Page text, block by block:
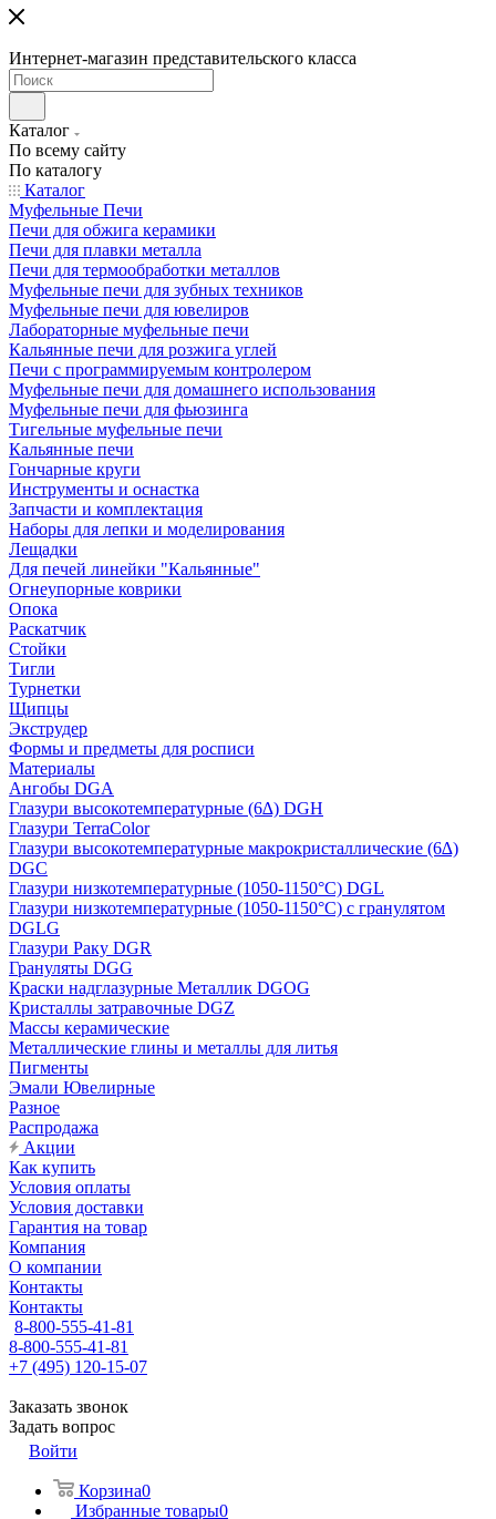
Интернет-магазин представительского класса
Каталог
По всему сайту
По каталогу
Каталог
Муфельные Печи
Печи для обжига керамики
Печи для плавки металла
Печи для термообработки металлов
Муфельные печи для зубных техников
Муфельные печи для ювелиров
Лабораторные муфельные печи
Кальянные печи для розжига углей
Печи с программируемым контролером
Муфельные печи для домашнего использования
Муфельные печи для фьюзинга
Тигельные муфельные печи
Кальянные печи
Гончарные круги
Инструменты и оснастка
Запчасти и комплектация
Наборы для лепки и моделирования
Лещадки
Для печей линейки "Кальянные"
Огнеупорные коврики
Опока
Раскатчик
Стойки
Тигли
Турнетки
Щипцы
Экструдер
Формы и предметы для росписи
Материалы
Ангобы DGA
Глазури высокотемпературные (6∆) DGH
Глазури TerraColor
Глазури высокотемпературные макрокристаллические (6∆)
DGC
Глазури низкотемпературные (1050-1150°С) DGL
Глазури низкотемпературные (1050-1150°С) с гранулятом
DGLG
Глазури Раку DGR
Грануляты DGG
Краски надглазурные Металлик DGOG
Кристаллы затравочные DGZ
Массы керамические
Металлические глины и металлы для литья
Пигменты
Эмали Ювелирные
Разное
Распродажа
Акции
Как купить
Условия оплаты
Условия доставки
Гарантия на товар
Компания
О компании
Контакты
Контакты
8-800-555-41-81
8-800-555-41-81
+7 (495) 120-15-07
Заказать звонок
Задать вопрос
Войти
Корзина0
Избранные товары0